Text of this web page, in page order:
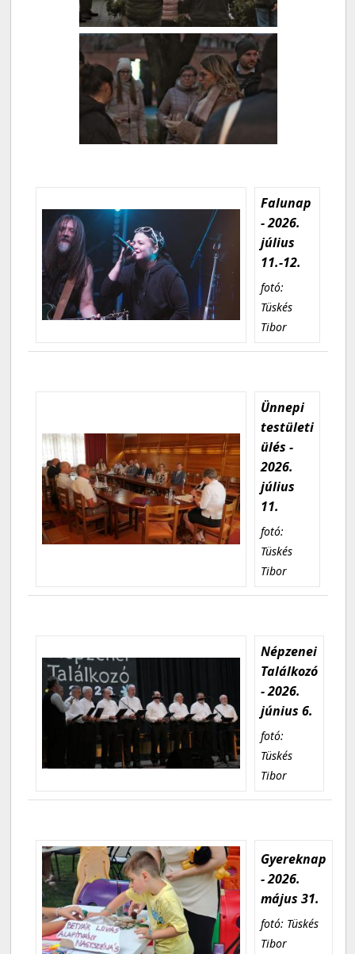
Falunap
- 2026.
július
11.-12.
fotó:
Tüskés
Tibor
Ünnepi
testületi
ülés -
2026.
július
11.
fotó:
Tüskés
Tibor
Népzenei
Találkozó
- 2026.
június 6.
fotó:
Tüskés
Tibor
Gyereknap
- 2026.
május 31.
fotó: Tüskés
Tibor